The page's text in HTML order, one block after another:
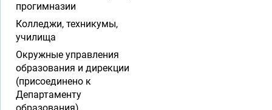
прогимназии
Колледжи, техникумы,
училища
Окружные управления
образования и дирекции
(присоединено к
Департаменту